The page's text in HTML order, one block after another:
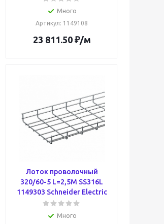
Много
Артикул: 1149108
23 811.50₽/м
Лоток проволочный
320/60-5 L=2,5M SS316L
1149303 Schneider Electric
Много